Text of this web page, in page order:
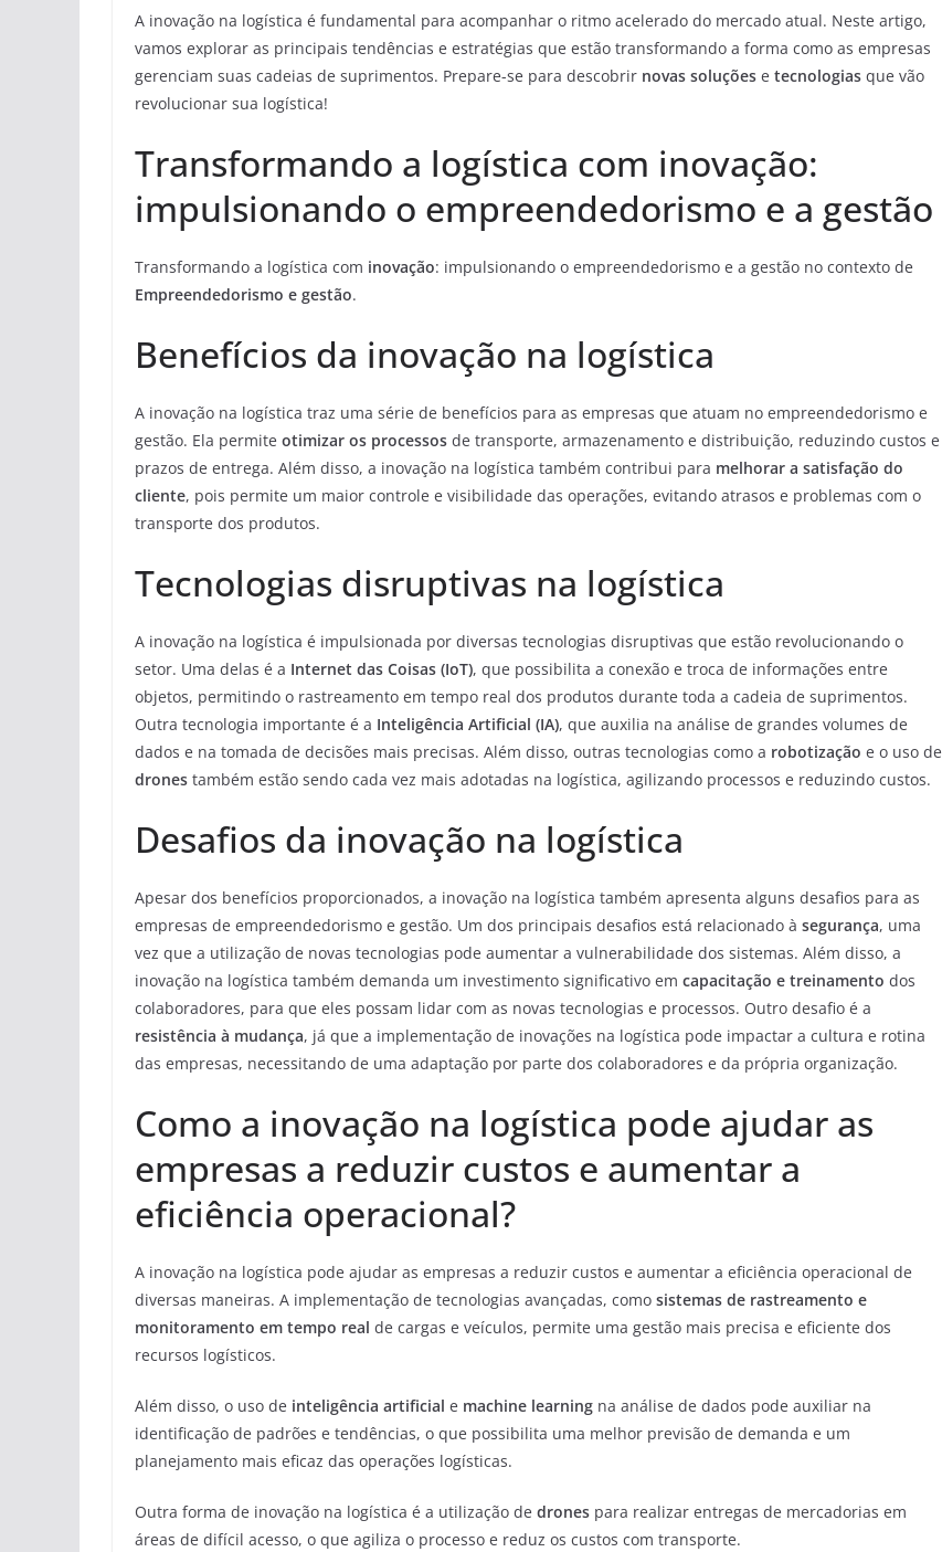
A inovação na logística é fundamental para acompanhar o ritmo acelerado do mercado atual. Neste artigo,
vamos explorar as principais tendências e estratégias que estão transformando a forma como as empresas
gerenciam suas cadeias de suprimentos. Prepare-se para descobrir novas soluções e tecnologias que vão
revolucionar sua logística!
Transformando a logística com inovação:
impulsionando o empreendedorismo e a gestão
Transformando a logística com inovação: impulsionando o empreendedorismo e a gestão no contexto de
Empreendedorismo e gestão.
Benefícios da inovação na logística
A inovação na logística traz uma série de benefícios para as empresas que atuam no empreendedorismo e
gestão. Ela permite otimizar os processos de transporte, armazenamento e distribuição, reduzindo custos e
prazos de entrega. Além disso, a inovação na logística também contribui para melhorar a satisfação do
cliente, pois permite um maior controle e visibilidade das operações, evitando atrasos e problemas com o
transporte dos produtos.
Tecnologias disruptivas na logística
A inovação na logística é impulsionada por diversas tecnologias disruptivas que estão revolucionando o
setor. Uma delas é a Internet das Coisas (IoT), que possibilita a conexão e troca de informações entre
objetos, permitindo o rastreamento em tempo real dos produtos durante toda a cadeia de suprimentos.
Outra tecnologia importante é a Inteligência Artificial (IA), que auxilia na análise de grandes volumes de
dados e na tomada de decisões mais precisas. Além disso, outras tecnologias como a robotização e o uso de
drones também estão sendo cada vez mais adotadas na logística, agilizando processos e reduzindo custos.
Desafios da inovação na logística
Apesar dos benefícios proporcionados, a inovação na logística também apresenta alguns desafios para as
empresas de empreendedorismo e gestão. Um dos principais desafios está relacionado à segurança, uma
vez que a utilização de novas tecnologias pode aumentar a vulnerabilidade dos sistemas. Além disso, a
inovação na logística também demanda um investimento significativo em capacitação e treinamento dos
colaboradores, para que eles possam lidar com as novas tecnologias e processos. Outro desafio é a
resistência à mudança, já que a implementação de inovações na logística pode impactar a cultura e rotina
das empresas, necessitando de uma adaptação por parte dos colaboradores e da própria organização.
Como a inovação na logística pode ajudar as
empresas a reduzir custos e aumentar a
eficiência operacional?
A inovação na logística pode ajudar as empresas a reduzir custos e aumentar a eficiência operacional de
diversas maneiras. A implementação de tecnologias avançadas, como sistemas de rastreamento e
monitoramento em tempo real de cargas e veículos, permite uma gestão mais precisa e eficiente dos
recursos logísticos.
Além disso, o uso de inteligência artificial e machine learning na análise de dados pode auxiliar na
identificação de padrões e tendências, o que possibilita uma melhor previsão de demanda e um
planejamento mais eficaz das operações logísticas.
Outra forma de inovação na logística é a utilização de drones para realizar entregas de mercadorias em
áreas de difícil acesso, o que agiliza o processo e reduz os custos com transporte.